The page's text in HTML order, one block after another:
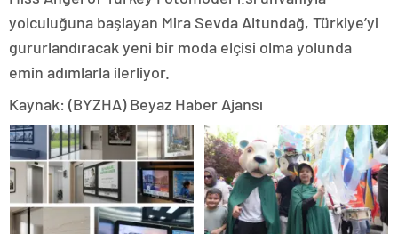
yolculuğuna başlayan Mira Sevda Altundağ, Türkiye’yi
gururlandıracak yeni bir moda elçisi olma yolunda
emin adımlarla ilerliyor.
Kaynak: (BYZHA) Beyaz Haber Ajansı